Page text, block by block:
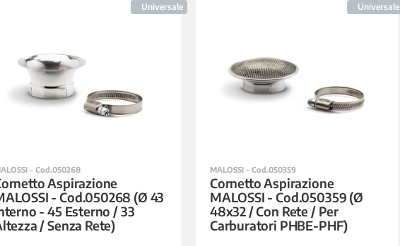
Universale
- Cod.050268
Aspirazione
- Cod.050268 (Ø 43
- 45 Esterno / 33
/ Senza Rete)
Universale
MALOSSI - Cod.050359
Cornetto Aspirazione
MALOSSI - Cod.050359 (Ø
48x32 / Con Rete / Per
Carburatori PHBE-PHF)